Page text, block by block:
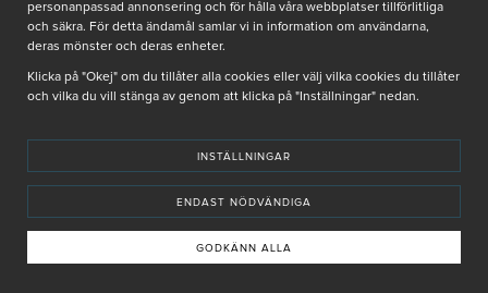
personanpassad annonsering och för hålla våra webbplatser tillförlitliga
och säkra. För detta ändamål samlar vi in information om användarna,
deras mönster och deras enheter.
Klicka på "Okej" om du tillåter alla cookies eller välj vilka cookies du tillåter
och vilka du vill stänga av genom att klicka på "Inställningar" nedan.
INSTÄLLNINGAR
ENDAST NÖDVÄNDIGA
GODKÄNN ALLA